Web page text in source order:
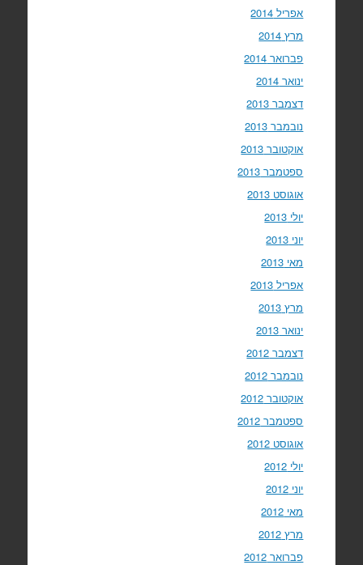
אפריל 2014
מרץ 2014
פברואר 2014
ינואר 2014
דצמבר 2013
נובמבר 2013
אוקטובר 2013
ספטמבר 2013
אוגוסט 2013
יולי 2013
יוני 2013
מאי 2013
אפריל 2013
מרץ 2013
ינואר 2013
דצמבר 2012
נובמבר 2012
אוקטובר 2012
ספטמבר 2012
אוגוסט 2012
יולי 2012
יוני 2012
מאי 2012
מרץ 2012
פברואר 2012